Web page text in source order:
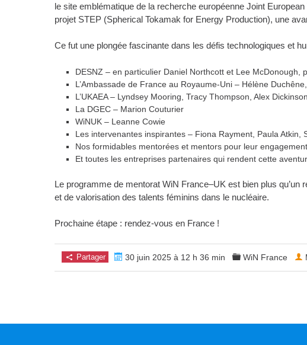
le site emblématique de la recherche européenne Joint
projet STEP (Spherical Tokamak for Energy Production), une
Ce fut une plongée fascinante dans les défis technologiques et
DESNZ – en particulier Daniel Northcott et Lee McDonough,
L’Ambassade de France au Royaume-Uni – Hélène
L’UKAEA – Lyndsey Mooring, Tracy Thompson, Alex
La DGEC – Marion Couturier
WiNUK – Leanne Cowie
Les intervenantes inspirantes – Fiona Rayment, Paula Atkin,
Nos formidables mentorées et mentors pour leur
Et toutes les entreprises partenaires qui rendent cette
Le programme de mentorat WiN France–UK est bien plus
et de valorisation des talents féminins dans le nucléaire.
Prochaine étape : rendez-vous en France !
Partager 30 juin 2025 à 12 h 36 min WiN France